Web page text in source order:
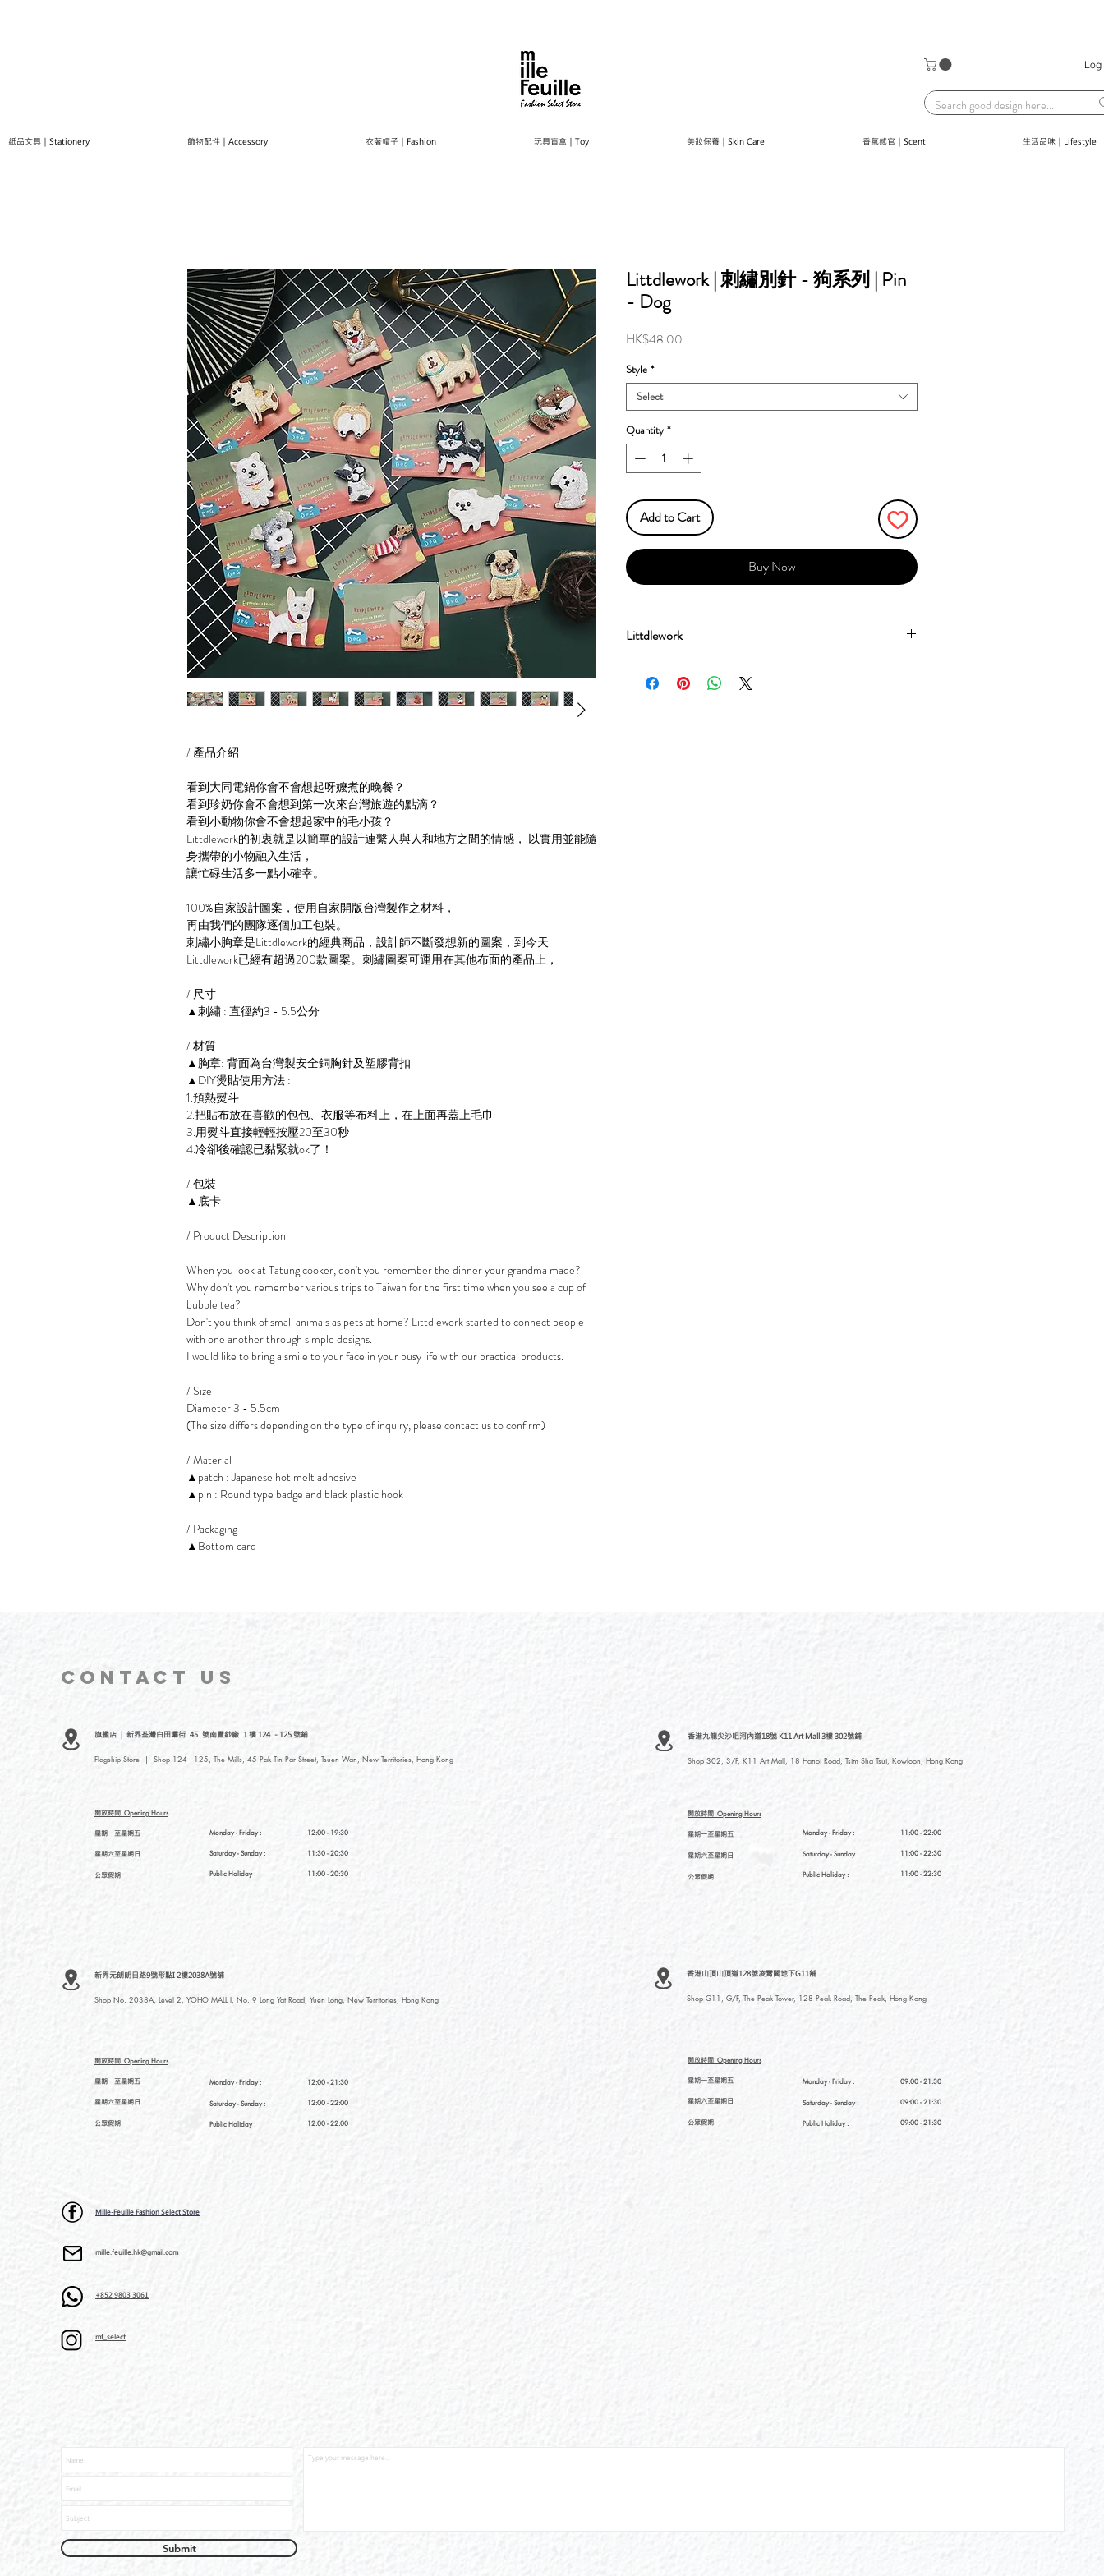
Log
紙品文具｜Stationery 飾物配件｜Accessory 衣著帽子｜Fashion 玩具盲盒｜Toy 美妝保養｜Skin Care 香氣感官｜Scent 生活品味｜Lifestyle
/ 產品介紹
看到大同電鍋你會不會想起呀嬤煮的晚餐？
看到珍奶你會不會想到第一次來台灣旅遊的點滴？
看到小動物你會不會想起家中的毛小孩？
Littdlework的初衷就是以簡單的設計連繫人與人和地方之間的情感， 以實用並能隨
身攜帶的小物融入生活，
讓忙碌生活多一點小確幸。
100%自家設計圖案，使用自家開版台灣製作之材料，
再由我們的團隊逐個加工包裝。
刺繡小胸章是Littdlework的經典商品，設計師不斷發想新的圖案，到今天
Littdlework已經有超過200款圖案。刺繡圖案可運用在其他布面的產品上，
/ 尺寸
▲刺繡 : 直徑約3 - 5.5公分
/ 材質
▲胸章: 背面為台灣製安全銅胸針及塑膠背扣
▲DIY燙貼使用方法 :
1.預熱熨斗
2.把貼布放在喜歡的包包、衣服等布料上，在上面再蓋上毛巾
3.用熨斗直接輕輕按壓20至30秒
4.冷卻後確認已黏緊就ok了！
/ 包裝
▲底卡
/ Product Description
When you look at Tatung cooker, don't you remember the dinner your grandma made?
Why don't you remember various trips to Taiwan for the first time when you see a cup of
bubble tea?
Don't you think of small animals as pets at home? Littdlework started to connect people
with one another through simple designs.
I would like to bring a smile to your face in your busy life with our practical products.
/ Size
Diameter 3 - 5.5cm
(The size differs depending on the type of inquiry, please contact us to confirm)
/ Material
▲patch : Japanese hot melt adhesive
▲pin : Round type badge and black plastic hook
/ Packaging
▲Bottom card
Littdlework | 刺繡別針 - 狗系列 | Pin
- Dog
HK$48.00
Style *
Select
Quantity *
Add to Cart
Buy Now
Littdlework
牌Littdlework及插畫品牌Meteorillust窮遊女生。品牌均由
CONTACT US
旗艦店 | 新界荃灣白田壩街 45 號南豐紗廠 1 樓 124 - 125 號鋪
Flagship Store | Shop 124 - 125, The Mills, 45 Pak Tin Par Street, Tsuen Wan, New Territories, Hong Kong
開放時間 Opening Hours
星期一至星期五
星期六至星期日
公眾假期
Monday - Friday :
Saturday- Sunday :
Public Holiday :
12:00 - 19:30
11:30 - 20:30
11:00 - 20:30
新界元朗朗日路9號形點I 2樓2038A號舖
Shop No. 2038A, Level 2, YOHO MALL I, No. 9 Long Yat Road, Yuen Long, New Territories, Hong Kong
開放時間 Opening Hours
星期一至星期五
星期六至星期日
公眾假期
Monday - Friday :
Saturday- Sunday :
Public Holiday :
12:00 - 21:30
12:00 - 22:00
12:00 - 22:00
11:00 - 22:00
11:00 - 22:30
11:00 - 22:30
香港九龍尖沙咀河內道18號 K11 Art Mall 3樓 302號鋪
Shop 302, 3/F, K11 Art Mall, 18 Hanoi Road, Tsim Sha Tsui, Kowloon, Hong Kong
開放時間 Opening Hours
星期一至星期五
星期六至星期日
公眾假期
Monday - Friday :
Saturday- Sunday :
Public Holiday :
香港山頂山頂道128號凌霄閣地下G11舖
Shop G11, G/F, The Peak Tower, 128 Peak Road, The Peak, Hong Kong
開放時間 Opening Hours
星期一至星期五
星期六至星期日
公眾假期
Monday - Friday :
Saturday- Sunday :
Public Holiday :
09:00 - 21:30
09:00 - 21:30
09:00 - 21:30
Mille-Feuille Fashion Select Store
mille.feuille.hk@gmail.com
+852 9803 3061
mf_select
Submit